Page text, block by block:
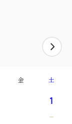
金 土
1